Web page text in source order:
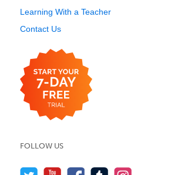
Learning With a Teacher
Contact Us
FOLLOW US